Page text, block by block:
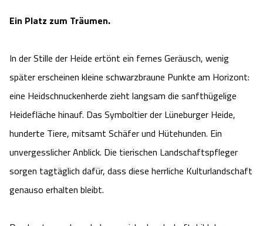
Ein Platz zum Träumen.
In der Stille der Heide ertönt ein fernes Geräusch, wenig
später erscheinen kleine schwarzbraune Punkte am Horizont:
eine Heidschnuckenherde zieht langsam die sanfthügelige
Heidefläche hinauf. Das Symboltier der Lüneburger Heide,
hunderte Tiere, mitsamt Schäfer und Hütehunden. Ein
unvergesslicher Anblick. Die tierischen Landschaftspfleger
sorgen tagtäglich dafür, dass diese herrliche Kulturlandschaft
genauso erhalten bleibt.